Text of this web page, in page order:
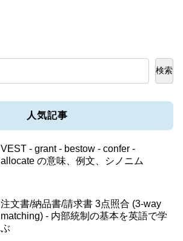
検索
人気記事
VEST - grant - bestow - confer -
allocate の意味、例文、シノニム
注文書/納品書/請求書 3点照合 (3-way
matching) - 内部統制の基本を英語で学
ぶ